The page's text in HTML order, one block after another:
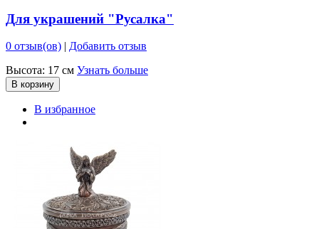
Для украшений "Русалка"
0 отзыв(ов) | Добавить отзыв
Высота: 17 см Узнать больше
В корзину
В избранное